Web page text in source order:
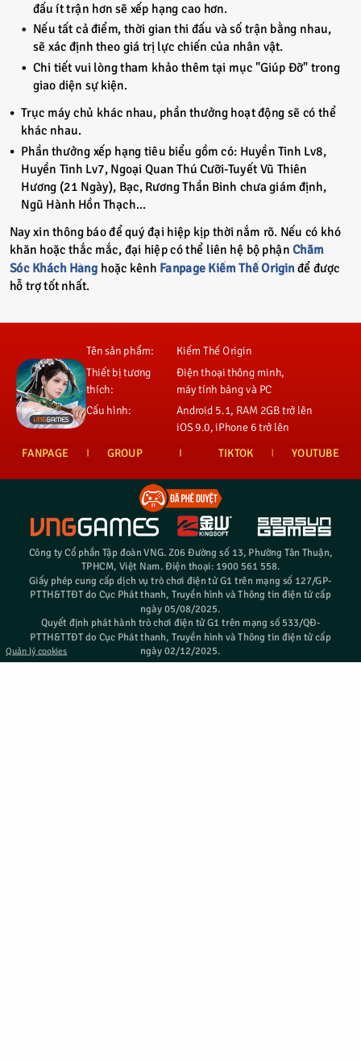
đấu ít trận hơn sẽ xếp hạng cao hơn.
Nếu tất cả điểm, thời gian thi đấu và số trận bằng nhau,
sẽ xác định theo giá trị lực chiến của nhân vật.
Chi tiết vui lòng tham khảo thêm tại mục "Giúp Đỡ" trong
giao diện sự kiện.
Trục máy chủ khác nhau, phần thưởng hoạt động sẽ có thể
khác nhau.
Phần thưởng xếp hạng tiêu biểu gồm có: Huyền Tinh Lv8,
Huyền Tinh Lv7, Ngoại Quan Thú Cưỡi-Tuyết Vũ Thiên
Hương (21 Ngày), Bạc, Rương Thần Binh chưa giám định,
Ngũ Hành Hồn Thạch...
Nay xin thông báo để quý đại hiệp kịp thời nắm rõ. Nếu có khó
khăn hoặc thắc mắc, đại hiệp có thể liên hệ bộ phận Chăm
Sóc Khách Hàng hoặc kênh Fanpage Kiếm Thế Originđể được
hỗ trợ tốt nhất.
Tên sản phẩm:
Kiếm Thế Origin
Thiết bị tương
thích:
Điện thoại thông minh,
máy tính bảng và PC
Cấu hình:
Android 5.1, RAM 2GB trở lên
iOS 9.0, iPhone 6 trở lên
FANPAGE
GROUP TIKTOK YOUTUBE
Công ty Cổ phần Tập đoàn VNG. Z06 Đường số 13, Phường Tân Thuận,
TPHCM, Việt Nam. Điện thoại: 1900 561 558.
Giấy phép cung cấp dịch vụ trò chơi điện tử G1 trên mạng số 127/GP-
PTTH&TTĐT do Cục Phát thanh, Truyền hình và Thông tin điện tử cấp
ngày 05/08/2025.
Quyết định phát hành trò chơi điện tử G1 trên mạng số 533/QĐ-
PTTH&TTĐT do Cục Phát thanh, Truyền hình và Thông tin điện tử cấp
ngày 02/12/2025.
Quản lý cookies